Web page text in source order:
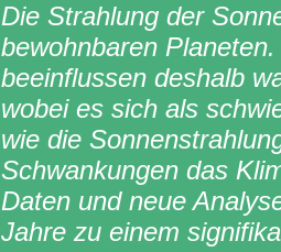
Die Strahlung der
bewohnbaren
beeinflussen deshalb
wobei es sich als
wie die
Schwankungen das
Daten und neue
Jahre zu einem